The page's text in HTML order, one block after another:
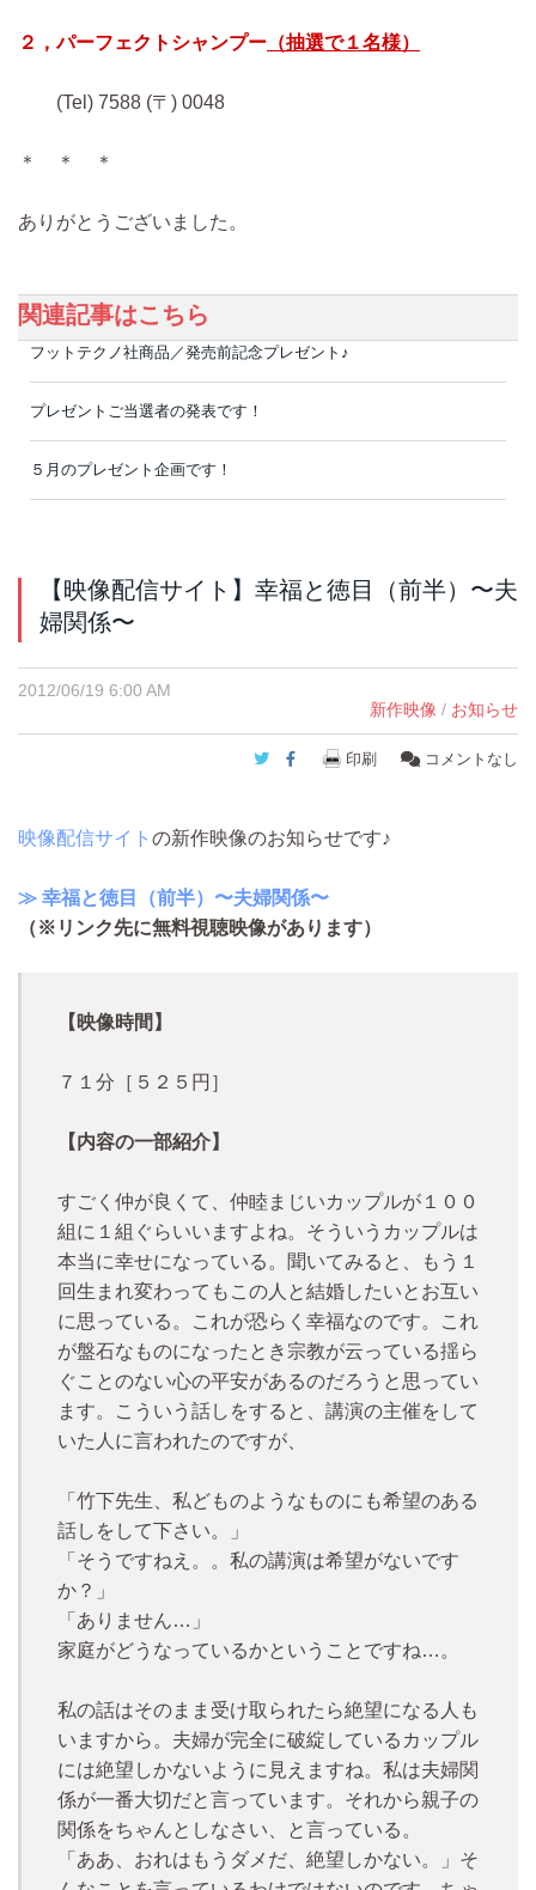
２，パーフェクトシャンプー （抽選で１名様）
(Tel) 7588 (〒) 0048
＊ ＊ ＊
ありがとうございました。
関連記事はこちら
フットテクノ社商品／発売前記念プレゼント♪
プレゼントご当選者の発表です！
５月のプレゼント企画です！
【映像配信サイト】幸福と徳目（前半）〜夫
婦関係〜
2012/06/19 6:00 AM
新作映像 / お知らせ
Twitter
Facebook
印刷 コメントなし
映像配信サイト の新作映像のお知らせです♪
≫ 幸福と徳目（前半）〜夫婦関係〜
（※リンク先に無料視聴映像があります）
【映像時間】
７１分［５２５円］
【内容の一部紹介】
すごく仲が良くて、仲睦まじいカップルが１００
組に１組ぐらいいますよね。そういうカップルは
本当に幸せになっている。聞いてみると、もう１
回生まれ変わってもこの人と結婚したいとお互い
に思っている。これが恐らく幸福なのです。これ
が盤石なものになったとき宗教が云っている揺ら
ぐことのない心の平安があるのだろうと思ってい
ます。こういう話しをすると、講演の主催をして
いた人に言われたのですが、
「竹下先生、私どものようなものにも希望のある
話しをして下さい。」
「そうですねえ。。私の講演は希望がないです
か？」
「ありません…」
家庭がどうなっているかということですね…。
私の話はそのまま受け取られたら絶望になる人も
いますから。夫婦が完全に破綻しているカップル
には絶望しかないように見えますね。私は夫婦関
係が一番大切だと言っています。それから親子の
関係をちゃんとしなさい、と言っている。
「ああ、おれはもうダメだ、絶望しかない。」そ